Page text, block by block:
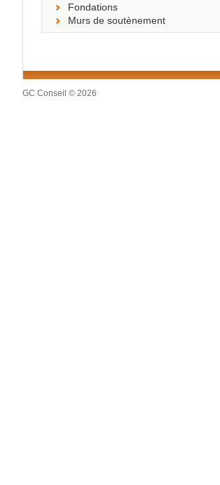
Fondations
Murs de soutènement
GC Conseil © 2026